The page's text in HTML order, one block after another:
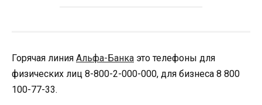
Горячая линия Альфа-Банка это телефоны для
физических лиц 8-800-2-000-000, для бизнеса 8 800
100-77-33.